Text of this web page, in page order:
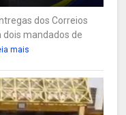
dos Correios
dois mandados de
mais